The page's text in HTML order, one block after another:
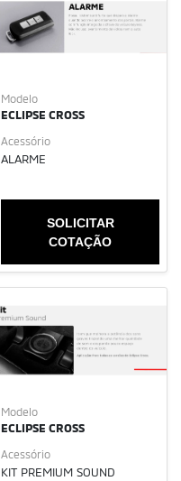
Modelo
ECLIPSE CROSS
Acessório
ALARME
SOLICITAR
COTAÇÃO
Modelo
ECLIPSE CROSS
Acessório
KIT PREMIUM SOUND